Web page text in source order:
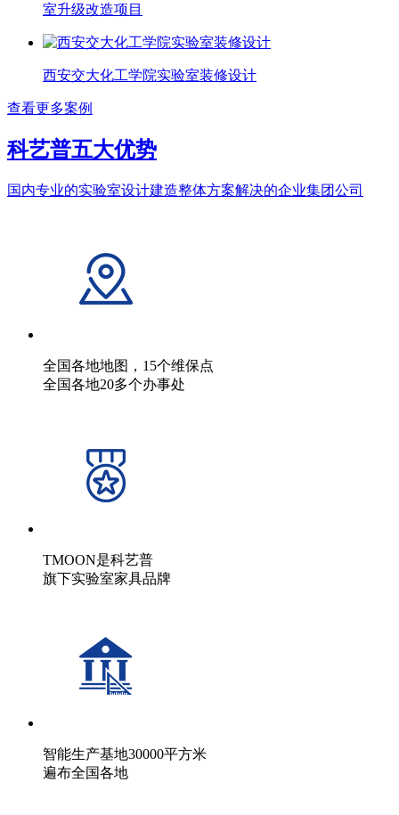
室升级改造项目
西安交大化工学院实验室装修设计
查看更多案例
科艺普五大优势
国内专业的实验室设计建造整体方案解决的企业集团公司
全国各地地图，15个维保点
全国各地20多个办事处
TMOON是科艺普
旗下实验室家具品牌
智能生产基地30000平方米
遍布全国各地